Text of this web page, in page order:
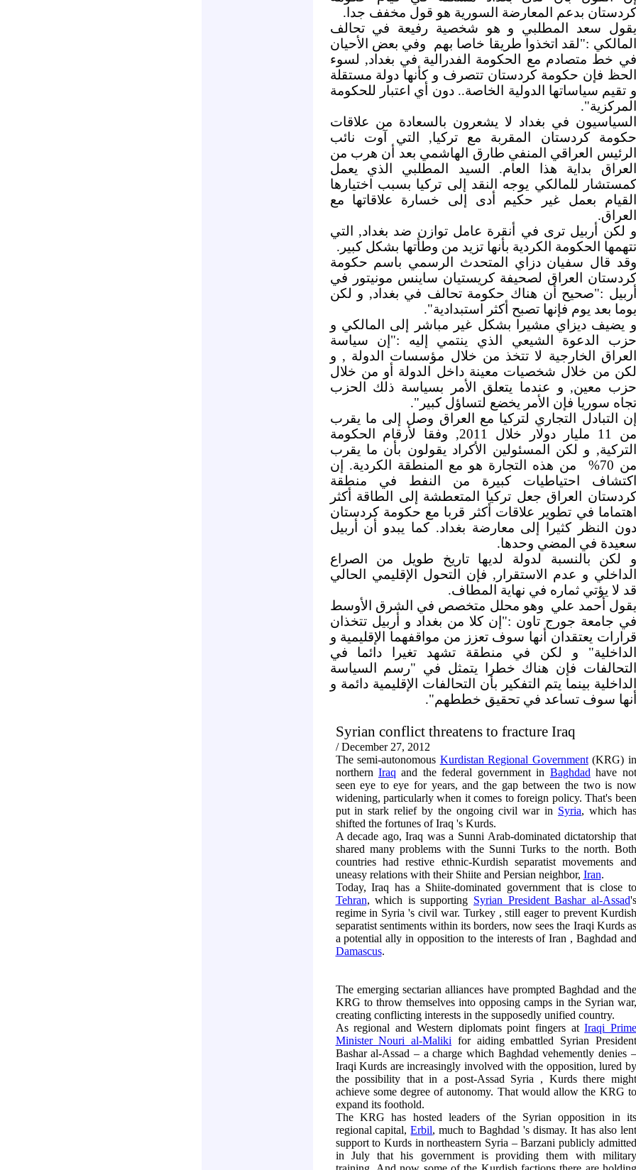
كردستان بدعم المعارضة السورية هو قول مخفف جدا.
يقول سعد المطلبي و هو شخصية رفيعة في تحالف
المالكي :"لقد اتخذوا طريقا خاصا بهم
وفي بعض الأحيان
في خط متصادم مع الحكومة الفدرالية في بغداد, لسوء
الحظ فإن حكومة كردستان تتصرف و كأنها دولة مستقلة
و تقيم سياساتها الدولية الخاصة.. دون أي اعتبار للحكومة
المركزية".
السياسيون في بغداد لا يشعرون بالسعادة من علاقات
حكومة كردستان المقربة مع تركيا, التي آوت نائب
الرئيس العراقي المنفي طارق الهاشمي بعد أن هرب من
العراق بداية هذا العام. السيد المطلبي الذي يعمل
كمستشار للمالكي يوجه النقد إلى تركيا بسبب اختيارها
القيام بعمل غير حكيم أدى إلى خسارة علاقاتها مع
العراق.
و لكن أربيل ترى في أنقرة عامل توازن ضد بغداد, التي
تتهمها الحكومة الكردية بأنها تزيد من وطأتها بشكل كبير.
وقد قال سفيان دزاي المتحدث الرسمي باسم حكومة
كردستان العراق لصحيفة كريستيان ساينس مونيتور في
أربيل :"صحيح أن هناك حكومة تحالف في بغداد, و لكن
يوما بعد يوم فإنها تصبح أكثر استبدادية".
و يضيف ديزاي مشيرا بشكل غير مباشر إلى المالكي و
حزب الدعوة الشيعي الذي ينتمي إليه :"إن سياسة
العراق الخارجية لا تتخذ من خلال مؤسسات الدولة , و
لكن من خلال شخصيات معينة داخل الدولة أو من خلال
حزب معين, و عندما يتعلق الأمر بسياسة ذلك الحزب
تجاه سوريا فإن الأمر يخضع لتساؤل كبير".
إن التبادل التجاري لتركيا مع العراق وصل إلى ما يقرب
من 11 مليار دولار خلال 2011, وفقا لأرقام الحكومة
التركية, و لكن المسئولين الأكراد يقولون بأن ما يقرب
من 70%
من هذه التجارة هو مع المنطقة الكردية. إن
اكتشاف احتياطيات كبيرة من النفط في منطقة
كردستان العراق جعل تركيا المتعطشة إلى الطاقة أكثر
اهتماما في تطوير علاقات أكثر قربا مع حكومة كردستان
دون النظر كثيرا إلى معارضة بغداد. كما يبدو أن أربيل
سعيدة في المضي وحدها.
و لكن بالنسبة لدولة لديها تاريخ طويل من الصراع
الداخلي و عدم الاستقرار, فإن التحول الإقليمي الحالي
قد لا يؤتي ثماره في نهاية المطاف.
يقول أحمد علي وهو محلل متخصص في الشرق الأوسط
في جامعة جورج تاون :"إن كلا من بغداد و أربيل تتخذان
قرارات يعتقدان أنها سوف تعزز من مواقفهما الإقليمية و
الداخلية" و لكن في منطقة تشهد تغيرا دائما في
التحالفات فإن هناك خطرا يتمثل في "رسم السياسة
الداخلية بينما يتم التفكير بأن التحالفات الإقليمية دائمة و
أنها سوف تساعد في تحقيق خططهم".
Syrian conflict threatens to fracture Iraq
/ December 27, 2012
The semi-autonomous Kurdistan Regional Government(KRG) in
northern Iraq and the federal government in Baghdad have not
seen eye to eye for years, and the gap between the two is now
widening, particularly when it comes to foreign policy. That's been
put in stark relief by the ongoing civil war in Syria, which has
shifted the fortunes ofIraq 's Kurds.
A decade ago,Iraq was a Sunni Arab-dominated dictatorship that
shared many problems with the Sunni Turks to the north. Both
countries had restive ethnic-Kurdish separatist movements and
uneasy relations with their Shiite and Persian neighbor, Iran.
Today,Iraq has a Shiite-dominated government that is close to
Tehran, which is supporting Syrian President Bashar al-Assad's
regime in Syria 's civil war. Turkey, still eager to prevent Kurdish
separatist sentiments within its borders, now sees the Iraqi Kurds as
a potential ally in opposition to the interests ofIran , Baghdad and
Damascus.
The emerging sectarian alliances have promptedBaghdad and the
KRG to throw themselves into opposing camps in the Syrian war,
creating conflicting interests in the supposedly unified country.
As regional and Western diplomats point fingers atIraqi Prime
Minister Nouri al-Maliki for aiding embattled Syrian President
Bashar al-Assad – a charge which Baghdad vehemently denies –
Iraqi Kurds are increasingly involved with the opposition, lured by
the possibility that in a post-Assad Syria
, Kurds there might
achieve some degree of autonomy. That would allow the KRG to
expand its foothold.
The KRG has hosted leaders of the Syrian opposition in its
regional capital,Erbil, much toBaghdad 's dismay. It has also lent
support to Kurds in northeastern Syria – Barzani publicly admitted
in July that his government is providing them with military